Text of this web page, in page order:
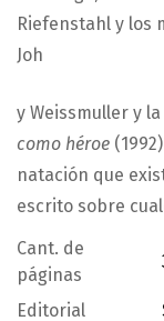
Riefenstahl y los
Joh
y Weissmuller y
como héroe
natación que
escrito sobre
Cant. de
páginas
Editorial